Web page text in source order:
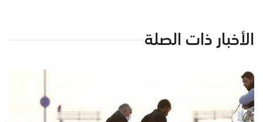
الأخبار ذات الصلة